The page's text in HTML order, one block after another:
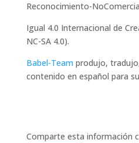
Reconocimiento-
Igual 4.0 Internacional de
NC-SA 4.0).
Babel-Team produjo,
contenido en español para
Comparte esta información